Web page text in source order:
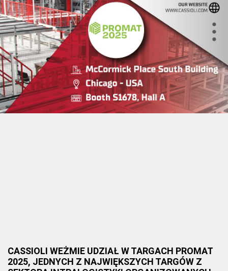
CASSIOLI WEŻMIE UDZIAŁ W TARGACH PROMAT
2025, JEDNYCH Z NAJWIĘKSZYCH TARGÓW Z